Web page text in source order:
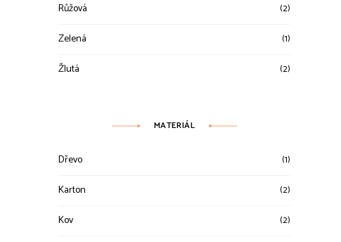
Růžová (2)
Zelená (1)
Žlutá (2)
MATERIÁL
Dřevo (1)
Karton (2)
Kov (2)